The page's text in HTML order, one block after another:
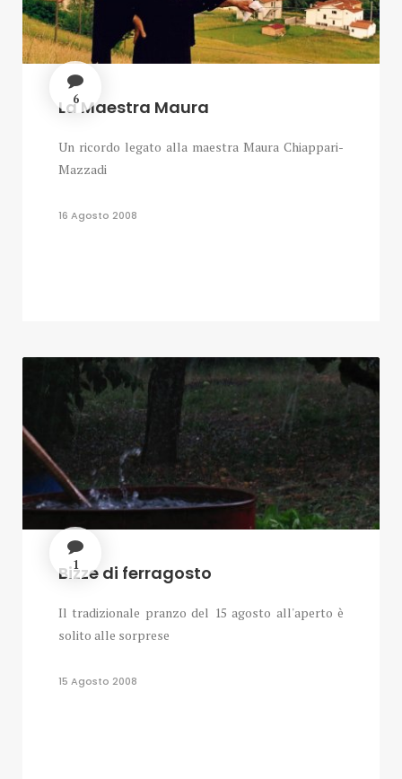
6
La Maestra Maura
Un ricordo legato alla maestra Maura Chiappari-
Mazzadi
16 Agosto 2008
1
Bizze di ferragosto
Il tradizionale pranzo del 15 agosto all'aperto è
solito alle sorprese
15 Agosto 2008